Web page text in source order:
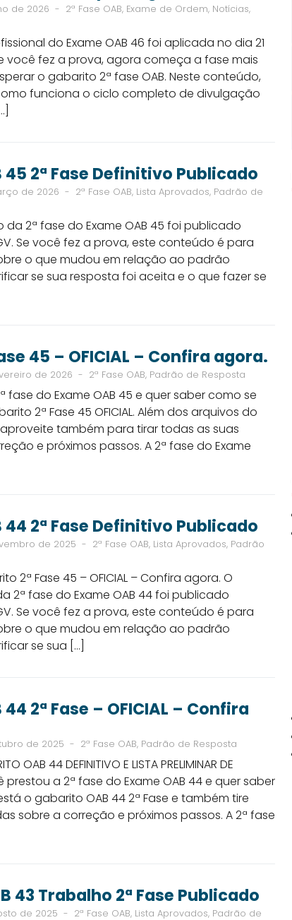
de 2026 - 2ª Fase OAB, Exame de Ordem, Notícias,
do Exame OAB 46 foi aplicada no dia 21
você fez a prova, agora começa a fase mais
o gabarito 2ª fase OAB. Neste conteúdo,
funciona o ciclo completo de divulgação
2ª Fase Definitivo Publicado
de 2026 - 2ª Fase OAB, Lista Aprovados, Padrão de
2ª fase do Exame OAB 45 foi publicado
Se você fez a prova, este conteúdo é para
o que mudou em relação ao padrão
se sua resposta foi aceita e o que fazer se
45 – OFICIAL – Confira agora.
de 2026 - 2ª Fase OAB, Padrão de Resposta
fase do Exame OAB 45 e quer saber como se
2ª Fase 45 OFICIAL. Além dos arquivos do
também para tirar todas as suas
e próximos passos. A 2ª fase do Exame
2ª Fase Definitivo Publicado
de 2025 - 2ª Fase OAB, Lista Aprovados, Padrão
2ª Fase 45 – OFICIAL – Confira agora. O
2ª fase do Exame OAB 44 foi publicado
Se você fez a prova, este conteúdo é para
o que mudou em relação ao padrão
se sua […]
2ª Fase – OFICIAL – Confira
de 2025 - 2ª Fase OAB, Padrão de Resposta
OAB 44 DEFINITIVO E LISTA PRELIMINAR DE
prestou a 2ª fase do Exame OAB 44 e quer saber
o gabarito OAB 44 2ª Fase e também tire
sobre a correção e próximos passos. A 2ª fase
43 Trabalho 2ª Fase Publicado
de 2025 - 2ª Fase OAB, Lista Aprovados, Padrão de